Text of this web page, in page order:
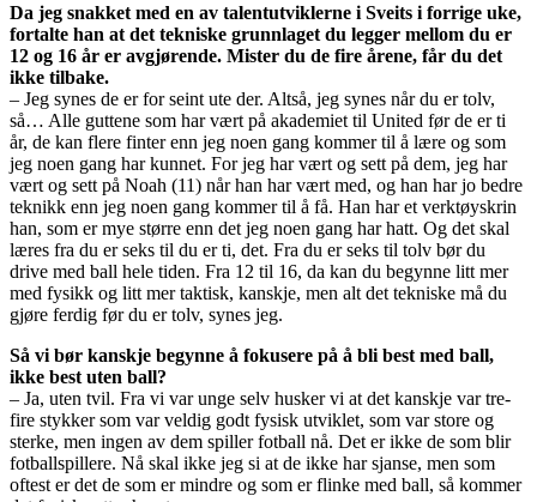
Da jeg snakket med en av talentutviklerne i Sveits i forrige uke,
fortalte han at det tekniske grunnlaget du legger mellom du er
12 og 16 år er avgjørende. Mister du de fire årene, får du det
ikke tilbake.
– Jeg synes de er for seint ute der. Altså, jeg synes når du er tolv,
så… Alle guttene som har vært på akademiet til United før de er ti
år, de kan flere finter enn jeg noen gang kommer til å lære og som
jeg noen gang har kunnet. For jeg har vært og sett på dem, jeg har
vært og sett på Noah (11) når han har vært med, og han har jo bedre
teknikk enn jeg noen gang kommer til å få. Han har et verktøyskrin
han, som er mye større enn det jeg noen gang har hatt. Og det skal
læres fra du er seks til du er ti, det. Fra du er seks til tolv bør du
drive med ball hele tiden. Fra 12 til 16, da kan du begynne litt mer
med fysikk og litt mer taktisk, kanskje, men alt det tekniske må du
gjøre ferdig før du er tolv, synes jeg.
Så vi bør kanskje begynne å fokusere på å bli best med ball,
ikke best uten ball?
– Ja, uten tvil. Fra vi var unge selv husker vi at det kanskje var tre-
fire stykker som var veldig godt fysisk utviklet, som var store og
sterke, men ingen av dem spiller fotball nå. Det er ikke de som blir
fotballspillere. Nå skal ikke jeg si at de ikke har sjanse, men som
oftest er det de som er mindre og som er flinke med ball, så kommer